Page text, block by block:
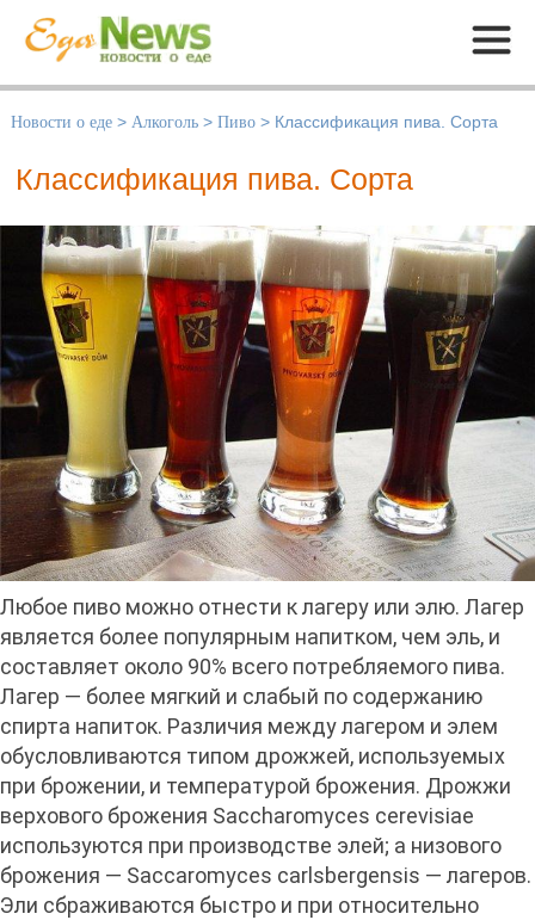
Меню
Новости о еде > Алкоголь > Пиво > Классификация пива. Сорта
Классификация пива. Сорта
Любое пиво можно отнести к лагеру или элю. Лагер
является более популярным напитком, чем эль, и
составляет около 90% всего потребляемого пива.
Лагер — более мягкий и слабый по содержанию
спирта напиток. Различия между лагером и элем
обусловливаются типом дрожжей, используемых
при брожении, и температурой брожения. Дрожжи
верхового брожения Saccharomyces cerevisiae
используются при производстве элей; а низового
брожения — Saccaromyces carlsbergensis — лагеров.
Эли сбраживаются быстро и при относительно